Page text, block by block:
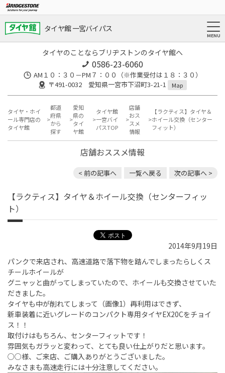
タイヤ館 一宮バイパス
タイヤのことならブリヂストンのタイヤ館へ
0586-23-6060
AM１０：３０－PM７：００（※作業受付は１８：３０）
〒491-0032 愛知県一宮市下沼町3-21-1
Map
タイヤ・ホイ
ール専門店の
タイヤ館
都道
府県
から
探す
愛知
県の
タイ
ヤ館
タイヤ館
一宮バイ
パスTOP
店舗
おス
スメ
情報
【ラクティス】タイヤ＆
ホイール交換（センター
フィット）
店舗おススメ情報
< 前の記事へ 一覧へ戻る 次の記事へ >
【ラクティス】タイヤ＆ホイール交換（センターフィッ
ト）
2014年9月19日
パンクで来店され、高速道路で落下物を踏んでしまったらしくス
チールホイールが
グニャッと曲がってしまっていたので、ホイールも交換させていた
だきました。
タイヤも中が削れてしまって（画像1）再利用はできず、
新車装着に近いグレードのコンパクト専用タイヤEX20Cをチョイ
ス！！
取付けはもちろん、センターフィットです！
雰囲気もガラッと変わって、とても良い仕上がりだと思います。
○○様、ご来店、ご購入ありがとうございました。
みなさまも高速走行には十分注意してください。